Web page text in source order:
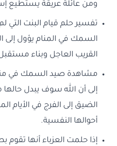
ومن عائلة عريقة يستطيع
تفسير حلم قيام البنت التي
السمك في المنام يؤول إلى
القريب العاجل وبناء
مشاهدة صيد السمك في منام
إلى أن الله سوف يبدل
الضيق إلى الفرج في الأيام
أحوالها النفسية.
إذا حلمت العزباء أنها